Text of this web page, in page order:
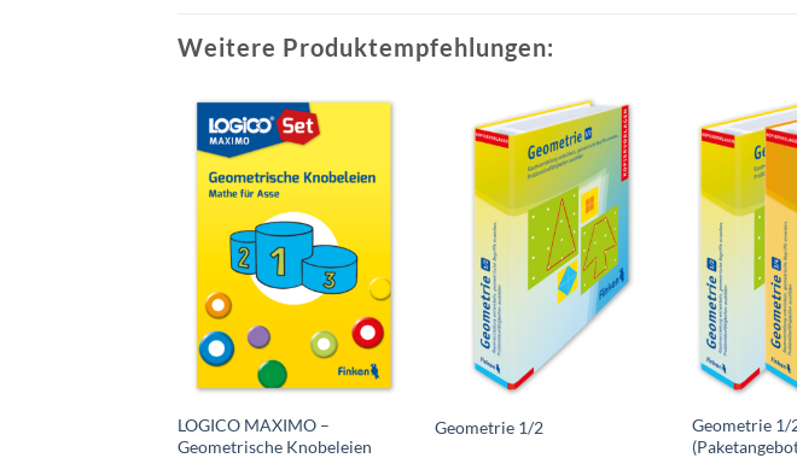
Weitere Produktempfehlungen:
LOGICO MAXIMO –
Geometrische Knobeleien
Geometrie 1/2
Geometrie 1/